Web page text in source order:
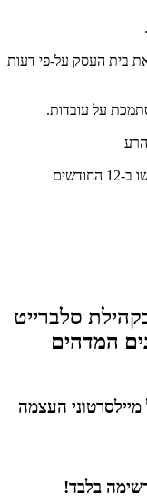
בית העסק על-פי דעות
על עובדות.
יש לכתוב חוות דעת על עסקאות ורכישות שנעשו ב-12 החודשים
סלברייט
המדהים
העצמה
בלבד!